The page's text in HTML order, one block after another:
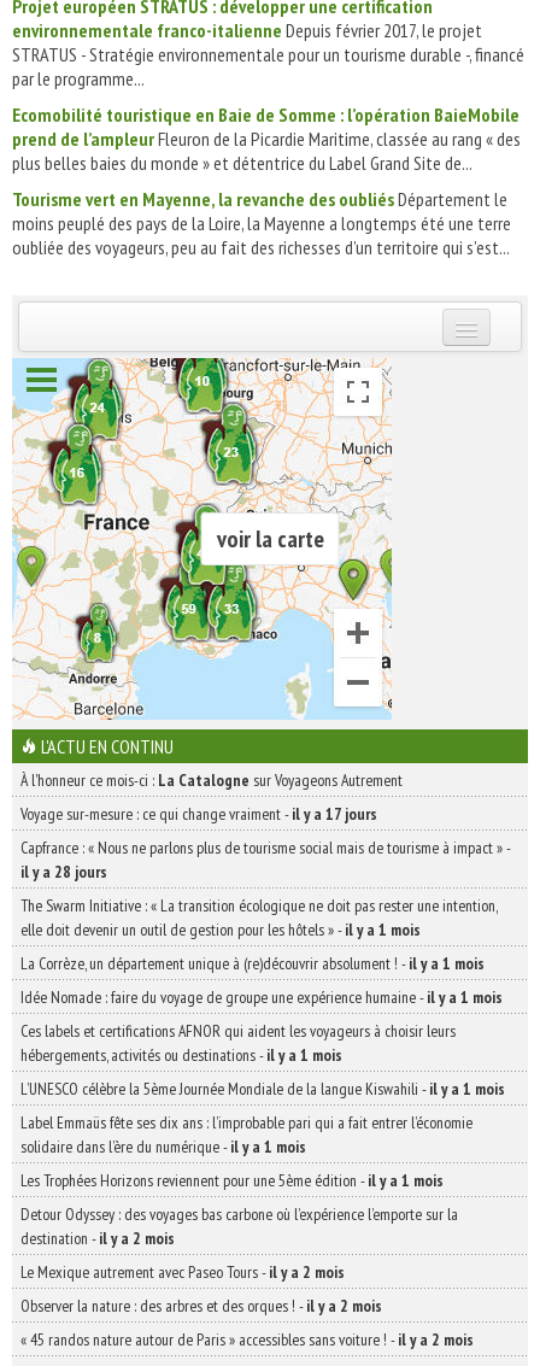
Projet européen STRATUS : développer une certification
environnementale franco-italienne Depuis février 2017, le projet
STRATUS - Stratégie environnementale pour un tourisme durable -, financé
par le programme...
Ecomobilité touristique en Baie de Somme : l’opération BaieMobile
prend de l’ampleurFleuron de la Picardie Maritime, classée au rang « des
plus belles baies du monde » et détentrice du Label Grand Site de...
Tourisme vert en Mayenne, la revanche des oubliésDépartement le
moins peuplé des pays de la Loire, la Mayenne a longtemps été une terre
oubliée des voyageurs, peu au fait des richesses d’un territoire qui s’est...
INSCRIVEZ-VOUS | ABONNEZ-VOUS
voir la carte
L'ACTU EN CONTINU
À l'honneur ce mois-ci : La Catalogne sur Voyageons Autrement
Voyage sur-mesure : ce qui change vraiment-il y a 17 jours
Capfrance : « Nous ne parlons plus de tourisme social mais de tourisme à impact »-
il y a 28 jours
The Swarm Initiative : « La transition écologique ne doit pas rester une intention,
elle doit devenir un outil de gestion pour les hôtels »-il y a 1 mois
La Corrèze, un département unique à (re)découvrir absolument ! -il y a 1 mois
Idée Nomade : faire du voyage de groupe une expérience humaine-il y a 1 mois
Ces labels et certifications AFNOR qui aident les voyageurs à choisir leurs
hébergements, activités ou destinations-il y a 1 mois
L’UNESCO célèbre la 5ème Journée Mondiale de la langue Kiswahili -il y a 1 mois
Label Emmaüs fête ses dix ans : l’improbable pari qui a fait entrer l’économie
solidaire dans l’ère du numérique-il y a 1 mois
Les Trophées Horizons reviennent pour une 5ème édition -il y a 1 mois
Detour Odyssey : des voyages bas carbone où l’expérience l’emporte sur la
destination -il y a 2 mois
Le Mexique autrement avec Paseo Tours-il y a 2 mois
Observer la nature : des arbres et des orques ! -il y a 2 mois
« 45 randos nature autour de Paris » accessibles sans voiture ! -il y a 2 mois